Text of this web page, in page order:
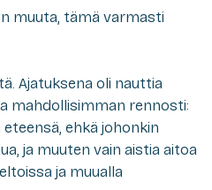
muuta, tämä varmasti
Ajatuksena oli nauttia
mahdollisimman rennosti:
ehkä johonkin
ja muuten vain aistia aitoa
ja muualla